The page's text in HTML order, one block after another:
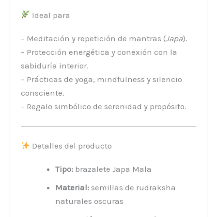
Ideal para
– Meditación y repetición de mantras (Japa).
– Protección energética y conexión con la
sabiduría interior.
– Prácticas de yoga, mindfulness y silencio
consciente.
– Regalo simbólico de serenidad y propósito.
Detalles del producto
Tipo: brazalete Japa Mala
Material: semillas de rudraksha
naturales oscuras